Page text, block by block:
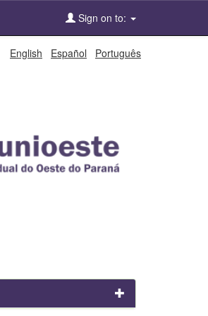
Sign on to:
English Español Português